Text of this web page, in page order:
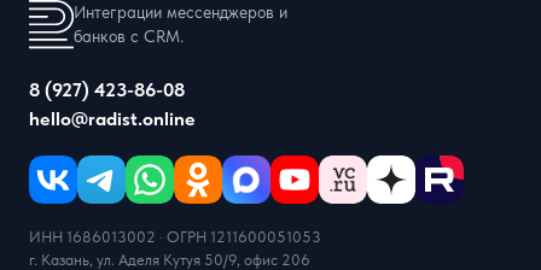
Интеграции мессенджеров и
банков с CRM.
8 (927) 423-86-08
hello@radist.online
ИНН 1686013002 · ОГРН 1211600051053
г. Казань, ул. Аделя Кутуя 50/9, офис 206